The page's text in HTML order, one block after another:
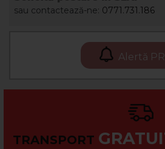
sau contactează-ne: 0771.731.186
Alertă
TRANSPORT